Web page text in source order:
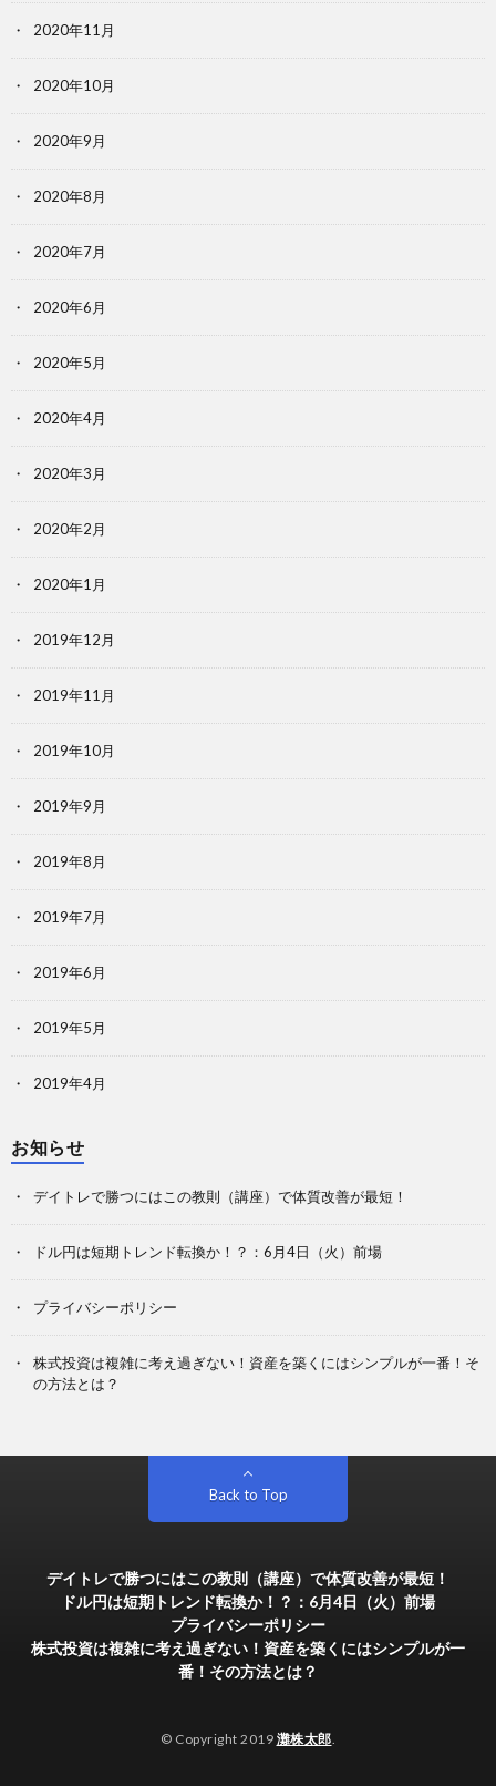
2020年11月
2020年10月
2020年9月
2020年8月
2020年7月
2020年6月
2020年5月
2020年4月
2020年3月
2020年2月
2020年1月
2019年12月
2019年11月
2019年10月
2019年9月
2019年8月
2019年7月
2019年6月
2019年5月
2019年4月
お知らせ
デイトレで勝つにはこの教則（講座）で体質改善が最短！
ドル円は短期トレンド転換か！？：6月4日（火）前場
プライバシーポリシー
株式投資は複雑に考え過ぎない！資産を築くにはシンプルが一番！そ
の方法とは？
Back to Top
デイトレで勝つにはこの教則（講座）で体質改善が最短！
ドル円は短期トレンド転換か！？：6月4日（火）前場
プライバシーポリシー
株式投資は複雑に考え過ぎない！資産を築くにはシンプルが一
番！その方法とは？
© Copyright 2019 灘株太郎.